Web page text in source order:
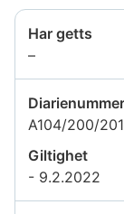
Har getts
–Uppgiften
är
inte
tillgänglig
Diarienummer
A104/200/
Giltighet
- 9.2.2022